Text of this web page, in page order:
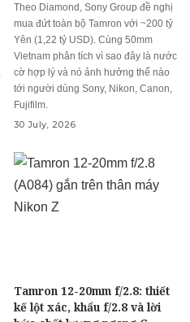
Theo Diamond, Sony Group đề nghị
mua đứt toàn bộ Tamron với ~200 tỷ
Yên (1,22 tỷ USD). Cùng 50mm
Vietnam phân tích vì sao đây là nước
cờ hợp lý và nó ảnh hưởng thế nào
tới người dùng Sony, Nikon, Canon,
Fujifilm.
30 July, 2026
Tamron 12-20mm f/2.8: thiết
kế lột xác, khẩu f/2.8 và lời